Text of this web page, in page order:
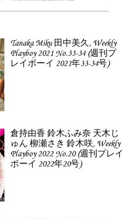
Tanaka Miku 田中美久, Weekly
Playboy 2021 No.33-34 (週刊プ
レイボーイ 2021年33-34号)
倉持由香 鈴木ふみ奈 天木じ
ゅん 柳瀬さき 鈴木咲, Weekly
Playboy 2022 No.20 (週刊プレイ
ボーイ 2022年20号)